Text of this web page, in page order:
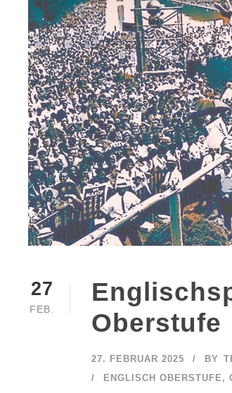
27
FEB.
Oberstufe
27. FEBRUAR 2025 BY
ENGLISCH OBERSTUFE ,